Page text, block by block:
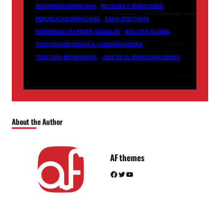
REFORMADOMINICANA
RELIGIÓN Y EMOCIONES
REPUBLICADOMINICANA
SANA DOCTRINA
SEGURIDAD EN REDES SOCIALES
SOLI DEO GLORIA
TEOLOGIAREFORMADA LUMBRERAMEDIA
TEOLOGÍA REFORMADA
¿QUÉ ES EL EMOCIONALISMO?
About the Author
AF themes
Facebook Twitter YouTube